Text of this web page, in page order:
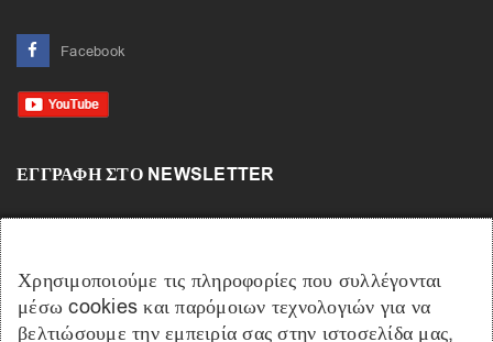
Facebook
ΕΓΓΡΑΦΉ ΣΤΟ NEWSLETTER
Χρησιμοποιούμε τις πληροφορίες που συλλέγονται
μέσω cookies και παρόμοιων τεχνολογιών για να
βελτιώσουμε την εμπειρία σας στην ιστοσελίδα μας,